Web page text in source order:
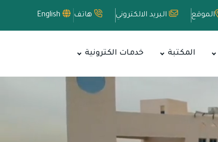
الموقع البريد الالكتروني هاتف
المكتبة خدمات الكترونية